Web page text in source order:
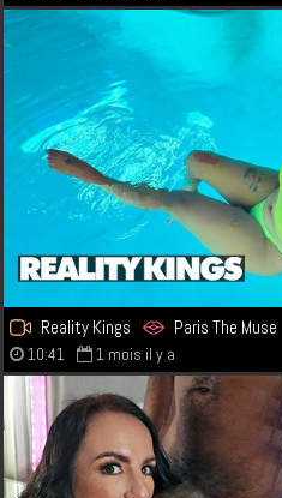
Reality Kings Paris The Muse
10:41 1 mois il y a